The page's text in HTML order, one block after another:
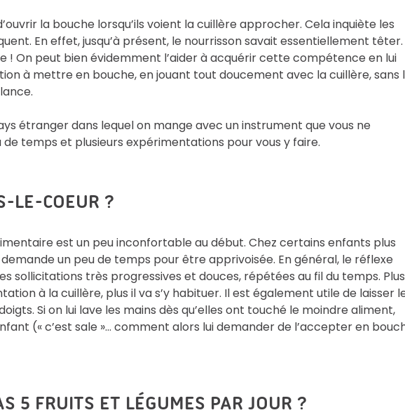
la bouche lorsqu’ils voient la cuillère approcher. Cela inquiète les
En effet, jusqu’à présent, le nourrisson savait essentiellement têter.
! On peut bien évidemment l’aider à acquérir cette compétence en lui
à mettre en bouche, en jouant tout doucement avec la cuillère, sans
étranger dans lequel on mange avec un instrument que vous ne
de temps et plusieurs expérimentations pour vous y faire.
LE-COEUR ?
est un peu inconfortable au début. Chez certains enfants plus
un peu de temps pour être apprivoisée. En général, le réflexe
sollicitations très progressives et douces, répétées au fil du temps. Plus
à la cuillère, plus il va s’y habituer. Il est également utile de laisser
Si on lui lave les mains dès qu’elles ont touché le moindre aliment,
(« c’est sale »… comment alors lui demander de l’accepter en
5 FRUITS ET LÉGUMES PAR JOUR ?